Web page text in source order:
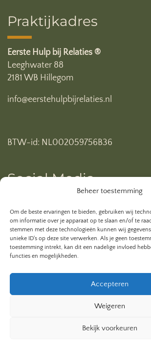
Beheer toestemming
Om de beste ervaringen te bieden, gebruiken wij
om informatie over je apparaat op te slaan en/of te
stemmen met deze technologieën kunnen wij
unieke ID's op deze site verwerken. Als je geen
toestemming intrekt, kan dit een nadelige invloed
functies en mogelijkheden.
Accepteren
Weigeren
Bekijk voorkeuren
Praktijkadres
Eerste Hulp bij Relaties ®
Leeghwater 88
2181 WB Hillegom
info@eerstehulpbijrelaties.nl
BTW-id: NL002059756B36
Social Media
Ben je al geabonneerd op mijn
hieronder.